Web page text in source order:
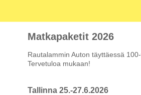
Matkapaketit 2026
Rautalammin Auton täyttäessä
Tervetuloa mukaan!
Tallinna 25.-27.6.2026